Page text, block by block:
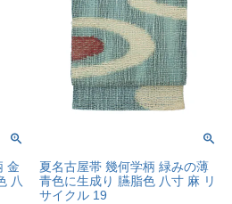
金
八
夏名古屋帯 幾何学柄 緑みの薄
青色に生成り 臙脂色 八寸 麻 リ
サイクル 19